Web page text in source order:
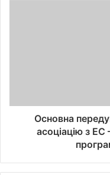
Основна
асоціацію з ЕС